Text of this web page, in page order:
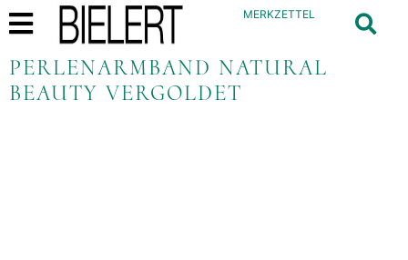
MERKZETTEL
PERLENARMBAND NATURAL
BEAUTY VERGOLDET